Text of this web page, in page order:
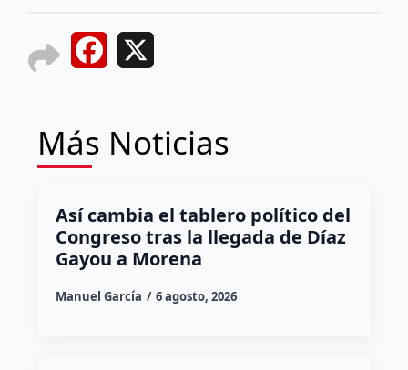
Facebook
Más Noticias
Así cambia el tablero político del
Congreso tras la llegada de Díaz
Gayou a Morena
Manuel García 6 agosto, 2026